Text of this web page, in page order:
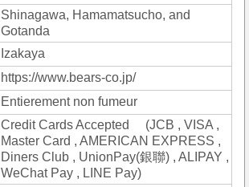
Shinagawa, Hamamatsucho, and
Gotanda
Izakaya
https://www.bears-co.jp/
Entierement non fumeur
Credit Cards Accepted (JCB , VISA ,
Master Card , AMERICAN EXPRESS ,
Diners Club , UnionPay(銀聯) , ALIPAY ,
WeChat Pay , LINE Pay)